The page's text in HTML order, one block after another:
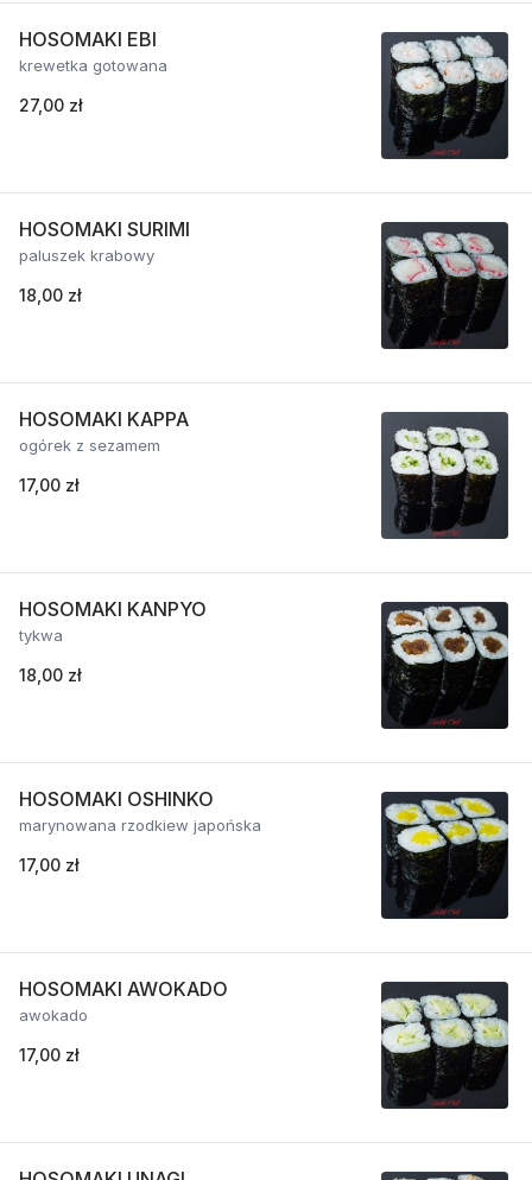
HOSOMAKI EBI
krewetka gotowana
27,00 zł
HOSOMAKI SURIMI
paluszek krabowy
18,00 zł
HOSOMAKI KAPPA
ogórek z sezamem
17,00 zł
HOSOMAKI KANPYO
tykwa
18,00 zł
HOSOMAKI OSHINKO
marynowana rzodkiew japońska
17,00 zł
HOSOMAKI AWOKADO
awokado
17,00 zł